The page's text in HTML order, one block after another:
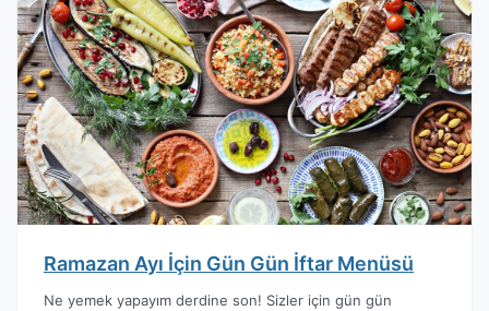
Ramazan Ayı İçin Gün Gün İftar Menüsü
Ne yemek yapayım derdine son! Sizler için gün gün